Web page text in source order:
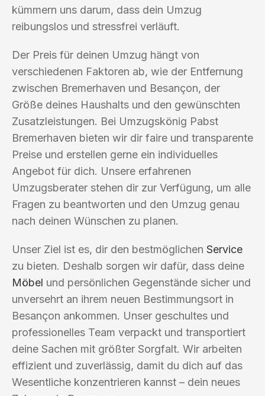
kümmern uns darum, dass dein Umzug
reibungslos und stressfrei verläuft.
Der Preis für deinen Umzug hängt von
verschiedenen Faktoren ab, wie der Entfernung
zwischen Bremerhaven und Besançon, der
Größe deines Haushalts und den gewünschten
Zusatzleistungen. Bei Umzugskönig Pabst
Bremerhaven bieten wir dir faire und transparente
Preise und erstellen gerne ein individuelles
Angebot für dich. Unsere erfahrenen
Umzugsberater stehen dir zur Verfügung, um alle
Fragen zu beantworten und den Umzug genau
nach deinen Wünschen zu planen.
Unser Ziel ist es, dir den bestmöglichen Service
zu bieten. Deshalb sorgen wir dafür, dass deine
Möbel und persönlichen Gegenstände sicher und
unversehrt an ihrem neuen Bestimmungsort in
Besançon ankommen. Unser geschultes und
professionelles Team verpackt und transportiert
deine Sachen mit größter Sorgfalt. Wir arbeiten
effizient und zuverlässig, damit du dich auf das
Wesentliche konzentrieren kannst – dein neues